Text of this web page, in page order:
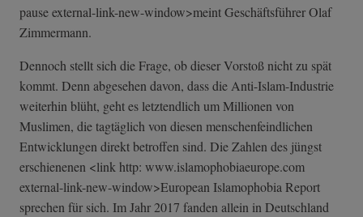
pause external-link-n­ew-window>meint Geschäftsführer Olaf
Zimmermann.
Dennoch stellt sich die Frage, ob dieser Vorstoß nicht zu spät
kommt. Denn abgesehen davon, dass die Anti-Islam-Industrie
weiterhin blüht, geht es letztendlich um Millionen von
Muslimen, die tagtäglich von diesen menschenfeindlichen
Entwicklungen direkt betroffen sind. Die Zahlen des jüngst
erschienenen <link http: www.islamophobiaeurope.com
external-link-n­ew-window>Europ­ean Islamophobia Report
sprechen für sich. Im Jahr 2017 fanden allein in Deutschland